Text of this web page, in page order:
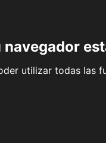
utilizar todas las